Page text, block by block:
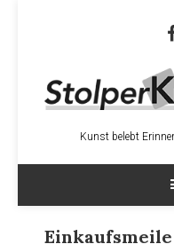
Kunst belebt